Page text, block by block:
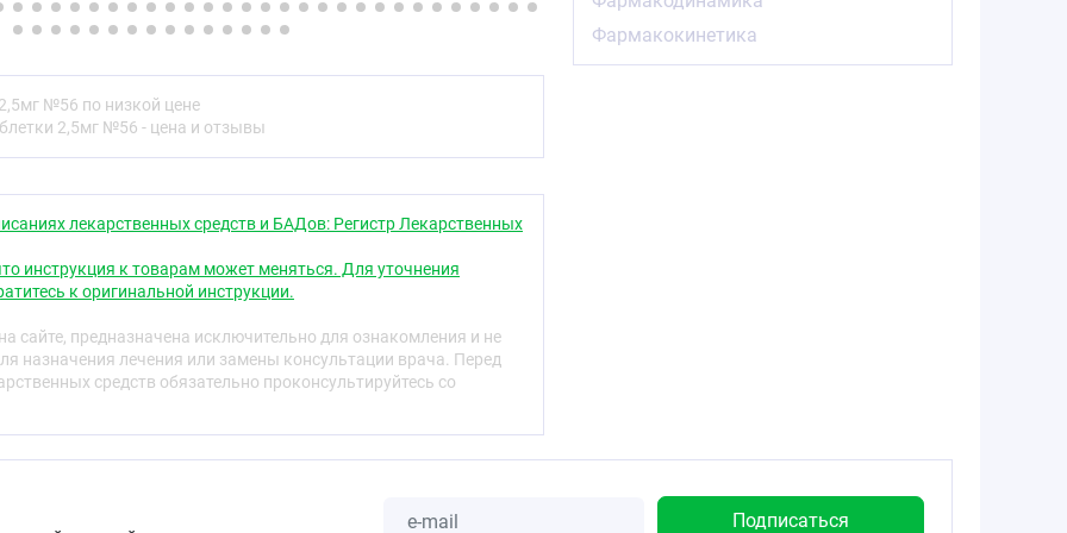
в которые вовлечены β2-адренорецепторы.
у пациентов с ишемической болезнью сердца (ИБС)
сердечной недостаточности (ХСН) бисопролол
сокращений (ЧСС), ударный объём сердца и, как
повышенное общее периферическое
(ОПСС) снижается.
(более 90 ;%) всасывается из желудочно-кишечного
вследствие незначительного метаболизма «при
печень (примерно 10 ;%) составляет около 90%
пищи не влияет на биодоступность. Бисопролол
причём его концентрации в плазме крови
дозе в диапазоне доз от 5 до 20 ;мг. Максимальная
№56 по низкой цене
2,5мг №56 - цена и отзывы
лекарственных средств и БАДов: Регистр Лекарственных
инструкция к товарам может меняться. Для уточнения
к оригинальной инструкции.
сайте, предназначена исключительно для ознакомления и не
назначения лечения или замены консультации врача. Перед
средств обязательно проконсультируйтесь со
Фармакокинетика